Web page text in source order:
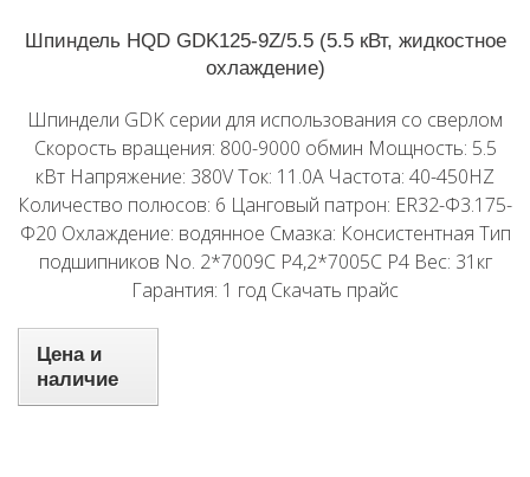
Шпиндель HQD GDK125-9Z/5.5 (5.5 кВт, жидкостное
охлаждение)
Шпиндели GDK серии для использования со сверлом
Скорость вращения: 800-9000 обмин Мощность: 5.5
кВт Напряжение: 380V Ток: 11.0A Частота: 40-450HZ
Количество полюсов: 6 Цанговый патрон: ER32-Φ3.175-
Φ20 Охлаждение: водянное Смазка: Консистентная Тип
подшипников No. 2*7009C P4,2*7005C P4 Вес: 31кг
Гарантия: 1 год Скачать прайс
Цена и
наличие